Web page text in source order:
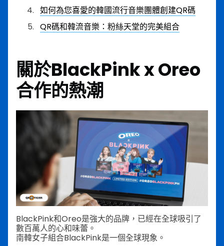
如何為您喜愛的韓國流行音樂團體創建QR碼
QR碼和韓流音樂：粉絲天堂的完美組合
關於BlackPink x Oreo
合作的熱潮
BlackPink和Oreo是強大的品牌，已經在全球吸引了
數百萬人的心和味蕾。
南韓女子組合BlackPink是一個全球現象。